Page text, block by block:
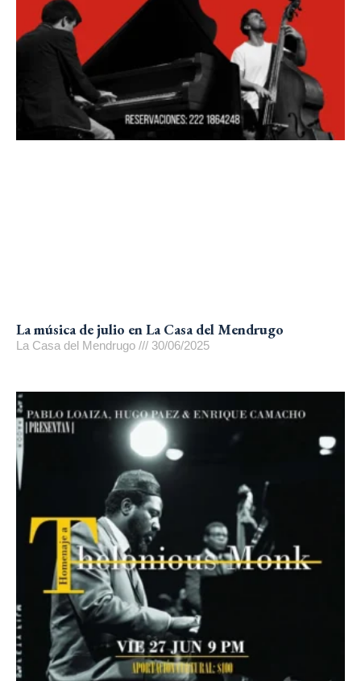
La música de julio en La Casa del Mendrugo
La Casa del Mendrugo 30/06/2025